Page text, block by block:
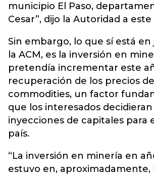
municipio El Paso,
Cesar”, dijo la Autoridad a
Sin embargo, lo que sí está
la ACM, es la inversión en
pretendía incrementar este
recuperación de los precios
commodities, un factor
que los interesados
inyecciones de capitales para
país.
“La inversión en minería en
estuvo en, aproximadamente,